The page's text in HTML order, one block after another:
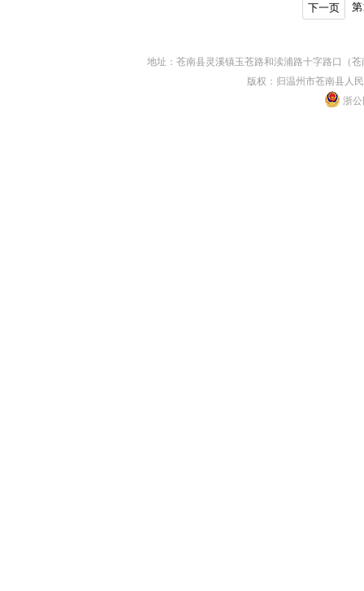
下一页 第
地址：苍南县灵溪镇玉苍路和渎浦路十字路口（
版权：归温州市苍南县人
浙公